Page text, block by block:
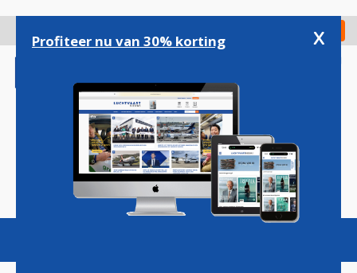
gaan
Check in
Magazine Podcasts Vacatures
Profiteer nu van 30% korting x